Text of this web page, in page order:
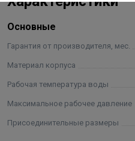
Характеристики:
Температура очищаемой
Присоединительный
Рабочее давление - до 15
Комплектация: Фильтр
фитинга “американка”,
Основные
Гарантия от производителя, мес.
Материал корпуса
Рабочая температура воды
Максимальное рабочее давление
Присоединительные размеры